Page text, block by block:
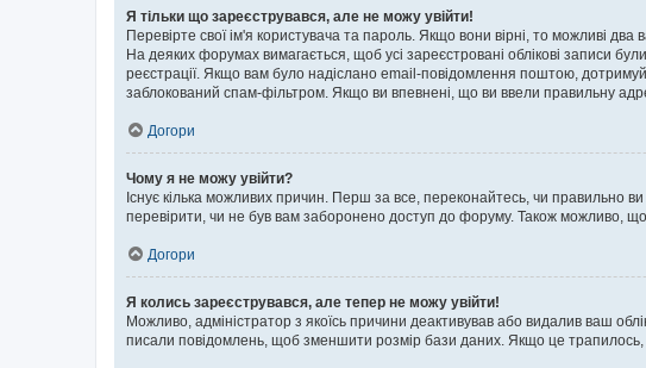
Я тільки що зареєструвався, але не можу увійти!
Перевірте свої ім'я користувача та пароль. Якщо вони вірні, то можливі
На деяких форумах вимагається, щоб усі зареєстровані облікові записи
реєстрації. Якщо вам було надіслано email-повідомлення поштою,
заблокований спам-фільтром. Якщо ви впевнені, що ви ввели правильну
Догори
Чому я не можу увійти?
Існує кілька можливих причин. Перш за все, переконайтесь, чи правильно
перевірити, чи не був вам заборонено доступ до форуму. Також можливо,
Догори
Я колись зареєструвався, але тепер не можу увійти!
Можливо, адміністратор з якоїсь причини деактивував або видалив ваш
писали повідомлень, щоб зменшити розмір бази даних. Якщо це трапилось,